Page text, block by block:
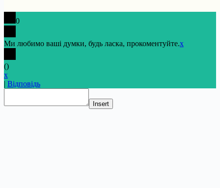
0
Ми любимо ваші думки, будь ласка, прокоментуйте.x
()
x
| Відповідь
Insert